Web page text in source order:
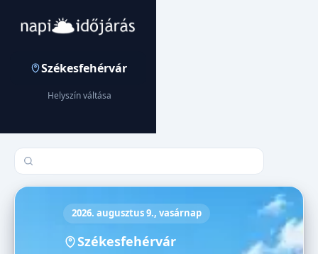
Székesfehérvár
Helyszín váltása
Település keresése
2026. augusztus 9., vasárnap
Székesfehérvár